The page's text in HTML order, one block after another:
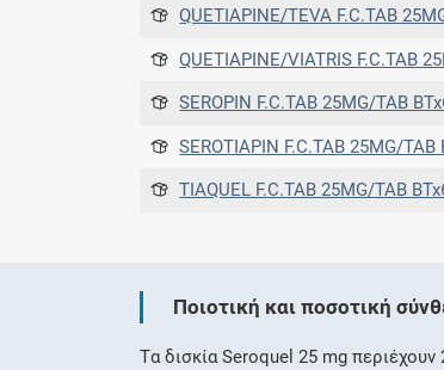
QUETIAPINE/TEVA F.C.TAB 25MG/TAB BTx60
QUETIAPINE/VIATRIS F.C.TAB
SEROPIN F.C.TAB 25MG/TAB
SEROTIAPIN F.C.TAB 25MG/TAB BTx60 (σε PVC/
TIAQUEL F.C.TAB 25MG/TAB BTx60
Ποιοτική και ποσοτική
Tα δισκία Seroquel 25 mg